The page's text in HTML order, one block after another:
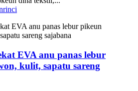
rinci
EVA anu panas lebur
kulit, sapatu sareng